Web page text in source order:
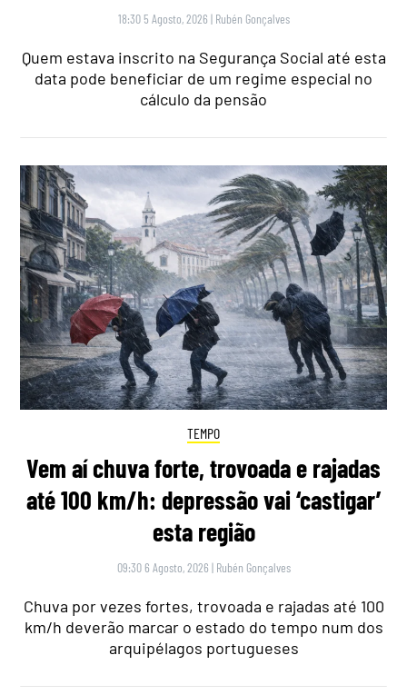
18:30 5 Agosto, 2026 | Rubén Gonçalves
Quem estava inscrito na Segurança Social até esta
data pode beneficiar de um regime especial no
cálculo da pensão
TEMPO
Vem aí chuva forte, trovoada e rajadas
até 100 km/h: depressão vai ‘castigar’
esta região
09:30 6 Agosto, 2026 | Rubén Gonçalves
Chuva por vezes fortes, trovoada e rajadas até 100
km/h deverão marcar o estado do tempo num dos
arquipélagos portugueses